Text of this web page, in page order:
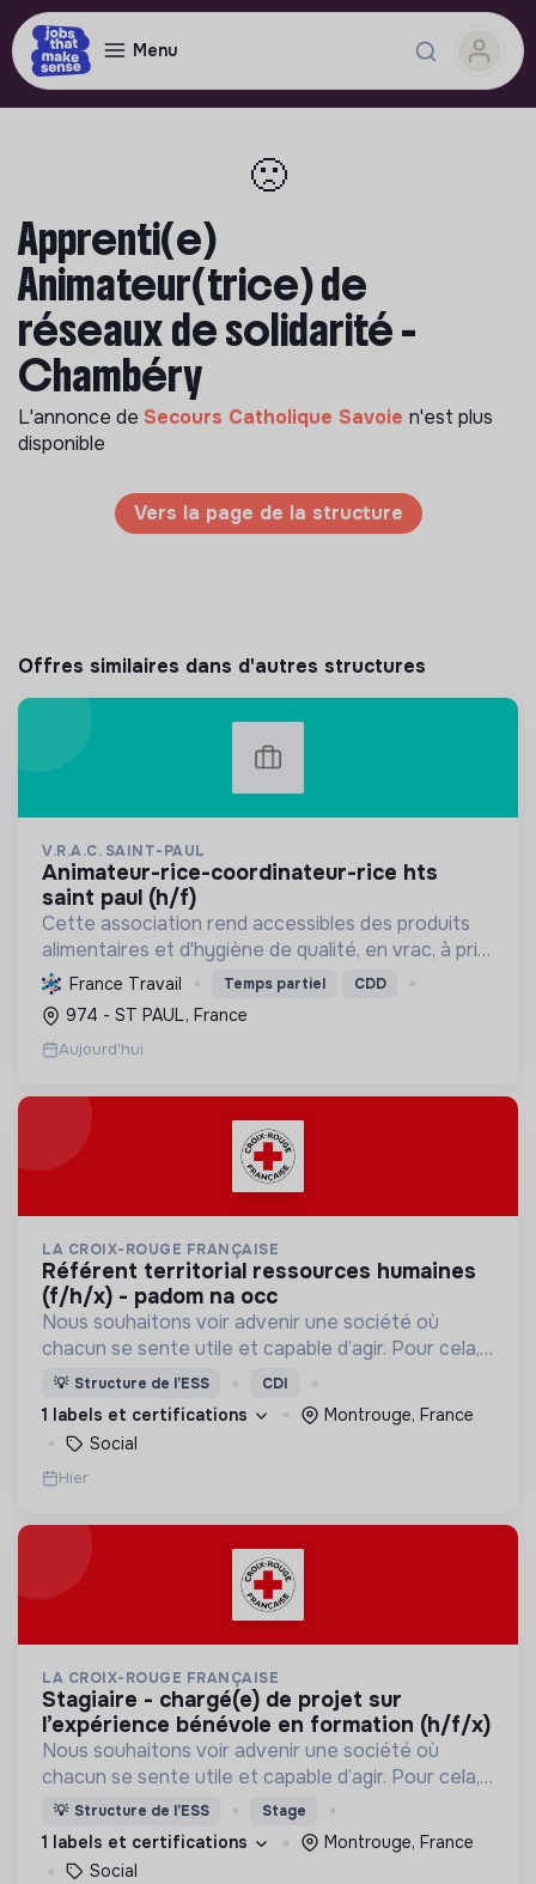
Menu
🙁
Apprenti(e)
Animateur(trice) de
réseaux de solidarité -
Chambéry
L'annonce de Secours Catholique Savoie n'est plus
disponible
Vers la page de la structure
Offres similaires dans d'autres structures
V.R.A.C. SAINT-PAUL
animateur-rice-coordinateur-rice hts
saint paul (h/f)
Cette association rend accessibles des produits
alimentaires et d'hygiène de qualité, en vrac, à prix
solidaires, aux habitants des quartiers prioritaires.
Elle favorise le lien social, l'écologie et ...
France Travail Temps partiel CDD
974 - ST PAUL, France
Aujourd'hui
LA CROIX-ROUGE FRANÇAISE
référent territorial ressources humaines
(f/h/x) - padom na occ
Nous souhaitons voir advenir une société où
chacun se sente utile et capable d’agir. Pour cela,
nous proposons des moyens et des lieux
d’engagement innovants et adaptés à tous.
💡 Structure de l’ESS CDI
1 labels et certifications
Montrouge, France
Social
Hier
LA CROIX-ROUGE FRANÇAISE
stagiaire - chargé(e) de projet sur
l’expérience bénévole en formation (h/f/x)
Nous souhaitons voir advenir une société où
chacun se sente utile et capable d’agir. Pour cela,
nous proposons des moyens et des lieux
d’engagement innovants et adaptés à tous.
💡 Structure de l’ESS Stage
1 labels et certifications
Montrouge, France
Social